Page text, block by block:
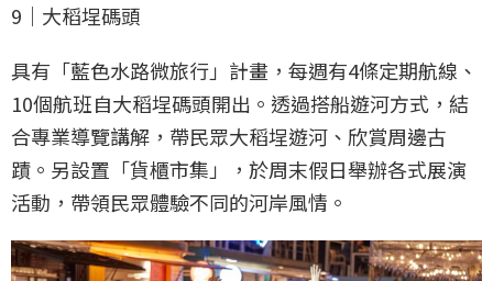
9｜大稻埕碼頭
具有「藍色水路微旅行」計畫，每週有4條定期航線、
10個航班自大稻埕碼頭開出。透過搭船遊河方式，結
合專業導覽講解，帶民眾大稻埕遊河、欣賞周邊古
蹟。另設置「貨櫃市集」，於周末假日舉辦各式展演
活動，帶領民眾體驗不同的河岸風情。